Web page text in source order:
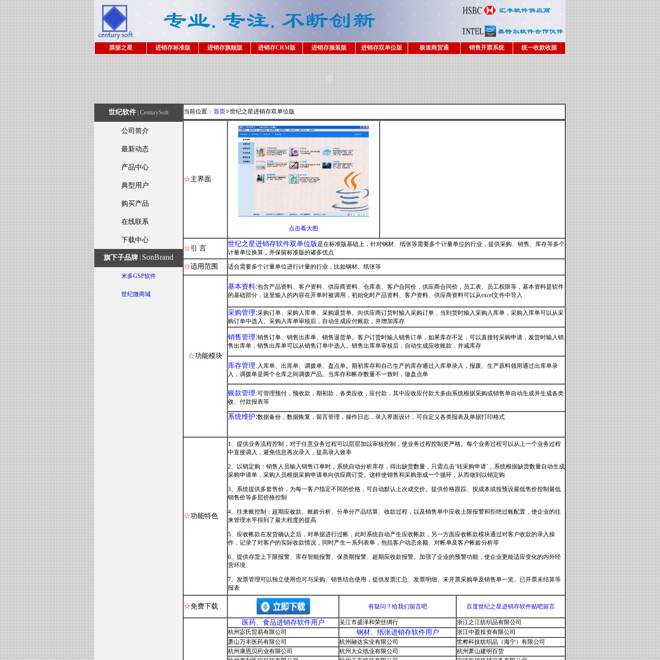
票据之星 进销存标准版 进销存旗舰版 进销存CRM版 进销存服装版 进销存双单位版 极速商贸通 销售开票系统 统一收款收据
世纪软件 | CenturySoft
公司简介
最新动态
产品中心
典型用户
购买产品
在线联系
下载中心
旗下子品牌 SonBrand
米多GSP软件
世纪微商城
当前位置： 首页>世纪之星进销存双单位版
☆主界面
点击看大图
☆引 言
世纪之星进销存软件双单位版是在标准版基础上，针对钢材、纸张等需要多个计量单位的行业，提供采购、销售、库存等多个
计量单位换算，并保留标准版的诸多优点
☆适用范围 适合需要多个计量单位进行计量的行业，比如钢材、纸张等
☆功能模块
基本资料:包含产品资料、客户资料、供应商资料、仓库表、客户合同价，供应商合同价，员工表、员工权限等，基本资料是软件
的基础部分，这里输入的内容在开单时被调用，初始化时产品资料、客户资料、供应商资料可以从excel文件中导入
采购管理:采购订单、采购入库单、采购退货单。向供应商订货时输入采购订单，当到货时输入采购入库单，采购入库单可以从采
购订单中选入。采购入库单审核后，自动生成应付账款，并增加库存
销售管理:销售订单、销售出库单、销售退货单。客户订货时输入销售订单，如果库存不足，可以直接转采购申请，发货时输入销
售出库单，销售出库单可以从销售订单中选入。销售出库单审核后，自动生成应收账款，并减库存
库存管理: 入库单、出库单、调拨单、盘点单。期初库存和自己生产的库存通过入库单录入，报废、生产原料领用通过出库单录
入，调拨单是两个仓库之间调拨产品。当库存和帐存数量不一致时，做盘点单
账款管理:可管理预付，预收款，期初款，各类应收，应付款，其中应收应付款大多由系统根据采购或销售单自动生成并生成各类
收、付款报表等
系统维护:数据备份，数据恢复，留言管理，操作日志，录入界面设计，可自定义各类报表及单据打印格式
☆功能特色
1、提供业务流程控制，对于任意业务过程可以层层加以审核控制，使业务过程控制更严格。每个业务过程可以从上一个业务过程
中直接调入，避免信息再次录入，提高录入效率
2、以销定购：销售人员输入销售订单时，系统自动分析库存，得出缺货数量，只需点击‘转采购申请’，系统根据缺货数量自动生成
采购申请单，采购人员根据采购申请单向供应商订货。这样使销售和采购形成一个循环，从而做到以销定购
3、系统提供多套售价，为每一客户指定不同的价格，可自动默认上次成交价。提供价格跟踪、按成本或按预设最低售价控制最低
销售价等多层价格控制
4、往来账控制：超期应收款、账龄分析、分单分产品结算、收款过程，以及销售单中应收上限报警和拒绝过账配置，使企业的往
来管理水平得到了最大程度的提高
5、应收帐款在发货确认之后，对单据进行过帐，此时系统自动产生应收帐款，另一方面应收帐款模块通过对客户收款的录入操
作，记录了对客户的实际收款情况，同时产生一系列表单，包括客户动态余额、对帐单及客户帐龄分析等
6、提供存货上下限报警、库存智能报警、保质期报警、超期应收款报警。加强了企业的预警功能，使企业更能适应变化的内外经
营环境
7、发票管理可以独立使用也可与采购、销售结合使用，提供发票汇总、发票明细、未开票采购单及销售单一览、已开票未结算等
报表
☆免费下载 有疑问？给我们留言吧 百度世纪之星进销存软件贴吧留言
医药、食品进销存软件用户 吴江市盛泽和荣丝绸行
浙江之江纺织品有限公司
杭州宓氏贸易有限公司
钢材、纸张进销存软件用户
浙江中盈投资有限公司
萧山万丰医药有限公司
杭州融达实业有限公司
世桦科技纺织品（海宁）有限公司
杭州康恩贝药业有限公司
杭州大众纸业有限公司
杭州萧山建明百货